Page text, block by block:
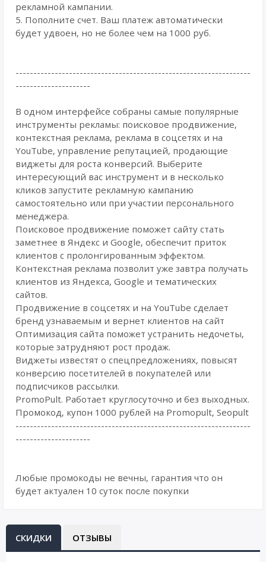
рекламной кампании.
5. Пополните счет. Ваш платеж автоматически
будет удвоен, но не более чем на 1000 руб.
------------------------------------------------------------------
---------------------
В одном интерфейсе собраны самые популярные
инструменты рекламы: поисковое продвижение,
контекстная реклама, реклама в соцсетях и на
YouTube, управление репутацией, продающие
виджеты для роста конверсий. Выберите
интересующий вас инструмент и в несколько
кликов запустите рекламную кампанию
самостоятельно или при участии персонального
менеджера.
Поисковое продвижение поможет сайту стать
заметнее в Яндекс и Google, обеспечит приток
клиентов с пролонгированным эффектом.
Контекстная реклама позволит уже завтра получать
клиентов из Яндекса, Google и тематических
сайтов.
Продвижение в соцсетях и на YouTube сделает
бренд узнаваемым и вернет клиентов на сайт
Оптимизация сайта поможет устранить недочеты,
которые затрудняют рост продаж.
Виджеты известят о спецпредложениях, повысят
конверсию посетителей в покупателей или
подписчиков рассылки.
PromoPult. Работает круглосуточно и без выходных.
Промокод, купон 1000 рублей на Promopult, Seopult
------------------------------------------------------------------
---------------------
Любые промокоды не вечны, гарантия что он
будет актуален 10 суток после покупки
СКИДКИ ОТЗЫВЫ